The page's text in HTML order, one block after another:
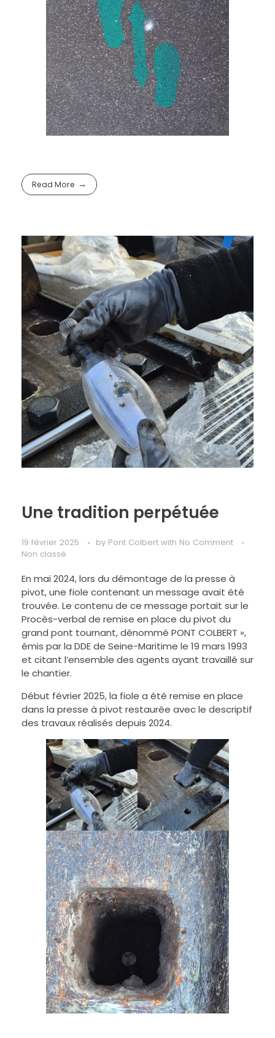
Read More
Une tradition perpétuée
19 février 2025 by Pont Colbert with No Comment
Non classé
En mai 2024, lors du démontage de la presse à
pivot, une fiole contenant un message avait été
trouvée. Le contenu de ce message portait sur le
Procès-verbal de remise en place du pivot du
grand pont tournant, dénommé PONT COLBERT »,
émis par la DDE de Seine-Maritime le 19 mars 1993
et citant l’ensemble des agents ayant travaillé sur
le chantier.
Début février 2025, la fiole a été remise en place
dans la presse à pivot restaurée avec le descriptif
des travaux réalisés depuis 2024.